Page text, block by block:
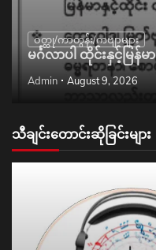
ဝတ္ထု/ကာတွန်း/ကဗျာများ
မင်္ဂလာပါ ထိုင်းနှင့်မြန်မာ
Admin August 9, 2026
သီချင်းတောင်းဆိုခြင်းများ